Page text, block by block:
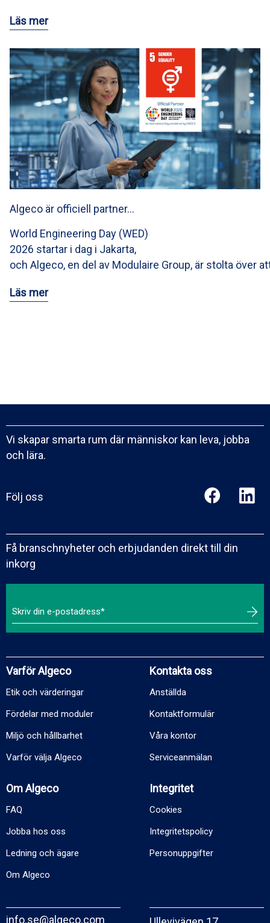
Läs mer
Algeco är officiell partner…
World Engineering Day (WED)
2026 startar i dag i Jakarta,
och Algeco, en del av Modulaire Group, är stolta över
Läs mer
Vi skapar smarta rum där människor kan leva, jobba
och lära.
Följ oss
Få branschnyheter och erbjudanden direkt till din
inkorg
Varför Algeco
Etik och värderingar
Fördelar med moduler
Miljö och hållbarhet
Varför välja Algeco
Kontakta oss
Anställda
Kontaktformulär
Våra kontor
Serviceanmälan
Om Algeco
FAQ
Jobba hos oss
Ledning och ägare
Om Algeco
Integritet
Cookies
Integritetspolicy
Personuppgifter
info.se@algeco.com